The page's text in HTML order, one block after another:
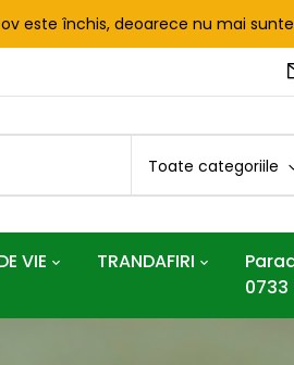
este închis, deoarece nu mai
Toate categoriile
VIE TRANDAFIRI
0733